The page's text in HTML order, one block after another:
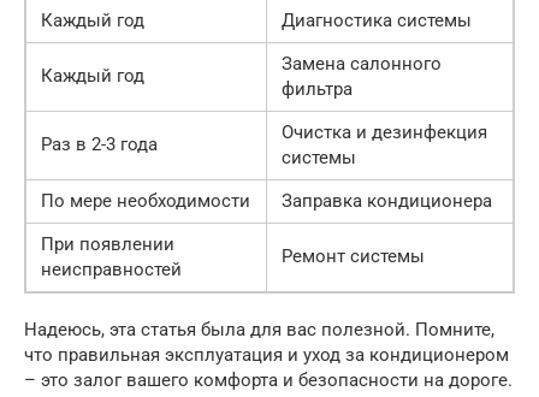
Каждый год
Диагностика системы
Каждый год
Замена салонного
фильтра
Раз в 2-3 года
Очистка и дезинфекция
системы
По мере необходимости
Заправка кондиционера
При появлении
неисправностей
Ремонт системы
Надеюсь, эта статья была для вас полезной. Помните,
что правильная эксплуатация и уход за кондиционером
– это залог вашего комфорта и безопасности на дороге.